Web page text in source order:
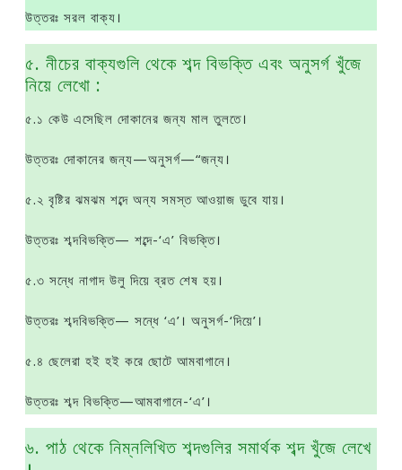
উত্তরঃ সরল বাক্য।
৫. নীচের বাক্যগুলি থেকে শব্দ বিভক্তি এবং অনুসর্গ খুঁজে
নিয়ে লেখাে :
৫.১ কেউ এসেছিল দোকানের জন্য মাল তুলতে।
উত্তরঃ দোকানের জন্য—অনুসর্গ—“জন্য।
৫.২ বৃষ্টির ঝমঝম শব্দে অন্য সমস্ত আওয়াজ ডুবে যায়।
উত্তরঃ শব্দবিভক্তি— শব্দে-‘এ’ বিভক্তি।
৫.৩ সন্ধে নাগাদ উলু দিয়ে ব্রত শেষ হয়।
উত্তরঃ শব্দবিভক্তি— সন্ধে ‘এ’। অনুসর্গ-‘দিয়ে’।
৫.৪ ছেলেরা হই হই করে ছােটে আমবাগানে।
উত্তরঃ শব্দ বিভক্তি—আমবাগানে-‘এ’।
৬. পাঠ থেকে নিম্নলিখিত শব্দগুলির সমার্থক শব্দ খুঁজে লেখে